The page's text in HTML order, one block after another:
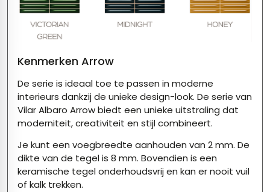
Kenmerken Arrow
De serie is ideaal toe te passen in moderne
interieurs dankzij de unieke design-look. De serie van
Vilar Albaro Arrow biedt een unieke uitstraling dat
moderniteit, creativiteit en stijl combineert.
Je kunt een voegbreedte aanhouden van 2 mm. De
dikte van de tegel is 8 mm. Bovendien is een
keramische tegel onderhoudsvrij en kan er nooit vuil
of kalk trekken.